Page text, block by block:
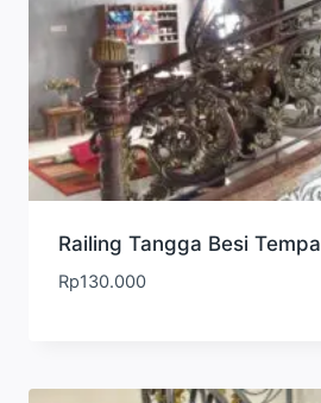
Railing Tangga Besi Tempa
Rp130.000